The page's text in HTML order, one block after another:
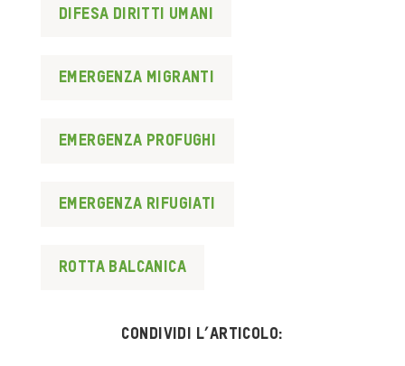
difesa diritti umani
emergenza migranti
emergenza profughi
emergenza rifugiati
rotta balcanica
Condividi l’articolo: